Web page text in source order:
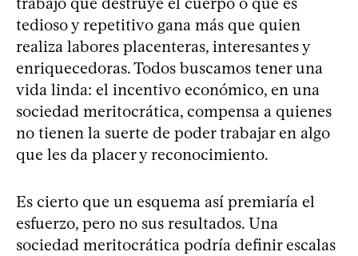
tedioso y repetitivo gana más que quien
realiza labores placenteras, interesantes y
enriquecedoras. Todos buscamos tener una
vida linda: el incentivo económico, en una
sociedad meritocrática, compensa a quienes
no tienen la suerte de poder trabajar en algo
que les da placer y reconocimiento.
Es cierto que un esquema así premiaría el
esfuerzo, pero no sus resultados. Una
sociedad meritocrática podría definir escalas